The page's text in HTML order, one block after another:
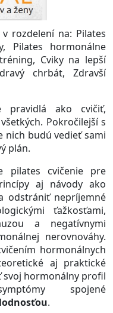
rozdelení na: Pilates
Pilates hormonálne
Cviky na lepší
chrbát, Zdravší
pravidlá ako cvičiť,
Pokročilejší s
nich budú vedieť sami
plán.
pilates cvičenie pre
aj návody ako
odstrániť nepríjemné
ťažkosťami,
a negatívnymi
nerovnováhy.
hormonálnych
aj praktické
svoj hormonálny profil
spojené
.